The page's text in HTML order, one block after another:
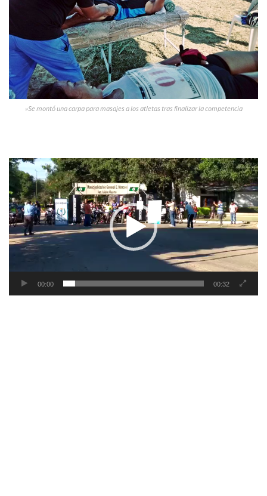
»Se montó una carpa para masajes a los atletas tras finalizar la competencia
Reproductor
vídeo
00:00 00:32